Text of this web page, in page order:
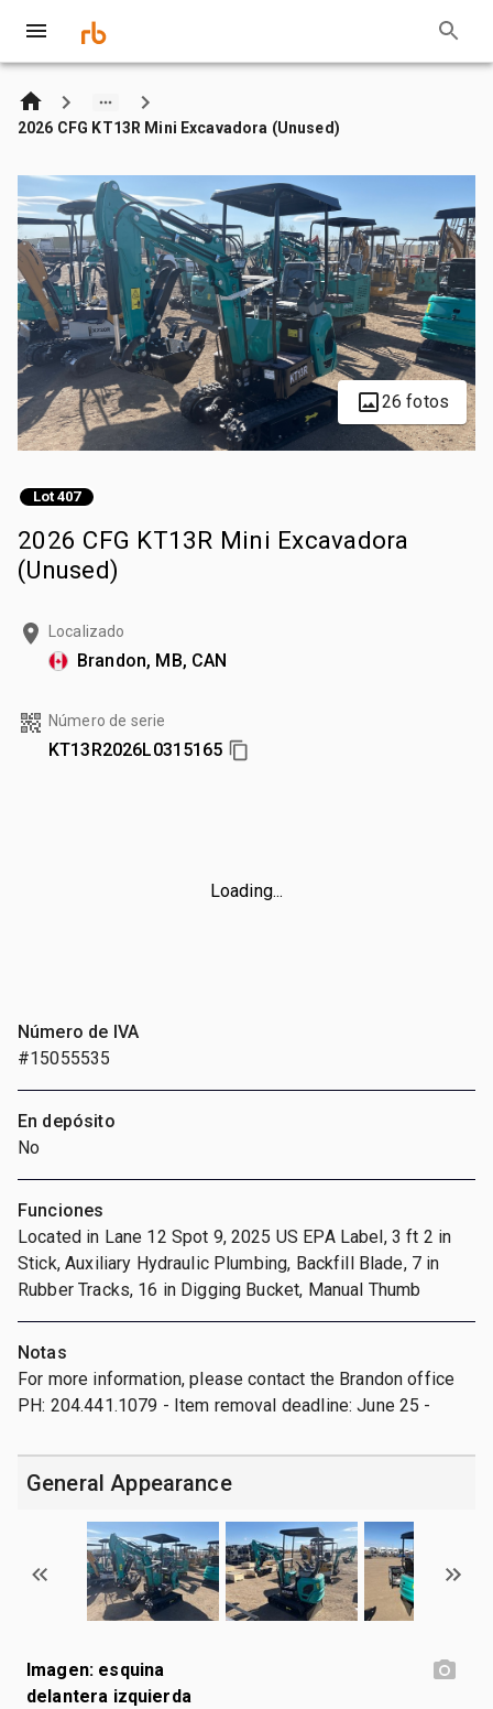
2026 CFG KT13R Mini Excavadora (Unused)
26 fotos
Lot 407
2026 CFG KT13R Mini Excavadora
(Unused)
Localizado
Brandon, MB, CAN
Número de serie
KT13R2026L0315165
Loading...
Número de IVA
#15055535
En depósito
No
Funciones
Located in Lane 12 Spot 9, 2025 US EPA Label, 3 ft 2 in
Stick, Auxiliary Hydraulic Plumbing, Backfill Blade, 7 in
Rubber Tracks, 16 in Digging Bucket, Manual Thumb
Notas
For more information, please contact the Brandon office
PH: 204.441.1079 - Item removal deadline: June 25 -
General Appearance
Imagen: esquina
delantera izquierda